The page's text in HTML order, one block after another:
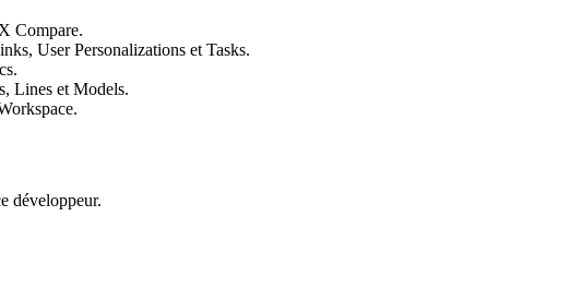
Compare.
User Personalizations et Tasks.
Lines et Models.
développeur.